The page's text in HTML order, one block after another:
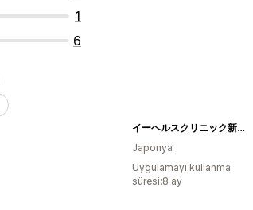
1
6
イーヘルスクリニック新宿院 オンラインストア
Japonya
Uygulamayı kullanma
süresi:8 ay